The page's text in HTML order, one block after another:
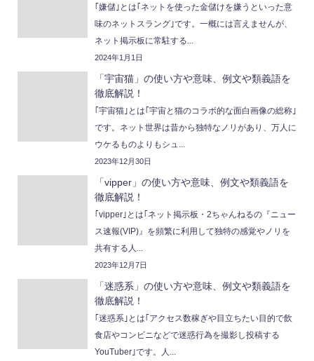
｢嫌儲｣とは｢ネットを使った金儲けを嫌うといった意
味のネットスラング｣です。一概には言えませんが、
ネット掲示板に常駐する...
2024年1月1日
「宇宙猫」の使い方や意味、例文や類義語を
徹底解説！
｢宇宙猫｣とは｢宇宙と猫のコラボ的な面白画像の総称｣
です。ネット世界は昔から独特なノリがあり、万人に
ウケるものよりもシュ...
2023年12月30日
「vipper」の使い方や意味、例文や類義語を
徹底解説！
｢vipper｣とは｢ネット掲示板・2ちゃんねるの『ニュー
ス速報(VIP)』を頻繁に利用して独特の感覚やノリを
共有する人...
2023年12月7日
「迷惑系」の使い方や意味、例文や類義語を
徹底解説！
｢迷惑系｣とは｢アクセス数稼ぎや目立ちたい目的で飲
食店やコンビニなどで迷惑行為を撮影し投稿する
YouTuber｣です。人...